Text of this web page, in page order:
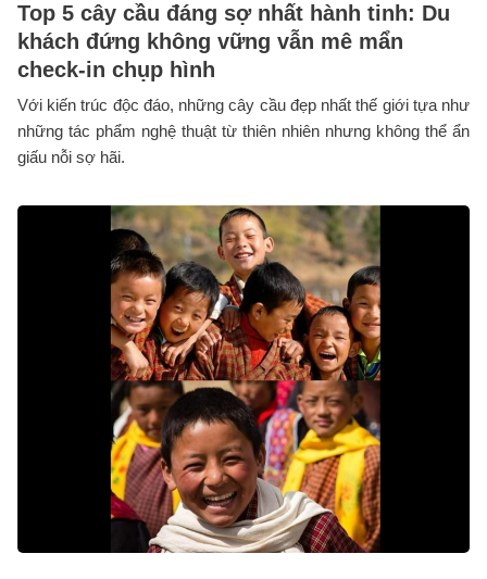
Top 5 cây cầu đáng sợ nhất hành tinh: Du
khách đứng không vững vẫn mê mẩn
check-in chụp hình
Với kiến trúc độc đáo, những cây cầu đẹp nhất thế giới tựa như
những tác phẩm nghệ thuật từ thiên nhiên nhưng không thể ẩn
giấu nỗi sợ hãi.